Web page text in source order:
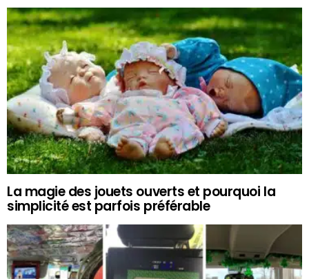
La magie des jouets ouverts et pourquoi la
simplicité est parfois préférable